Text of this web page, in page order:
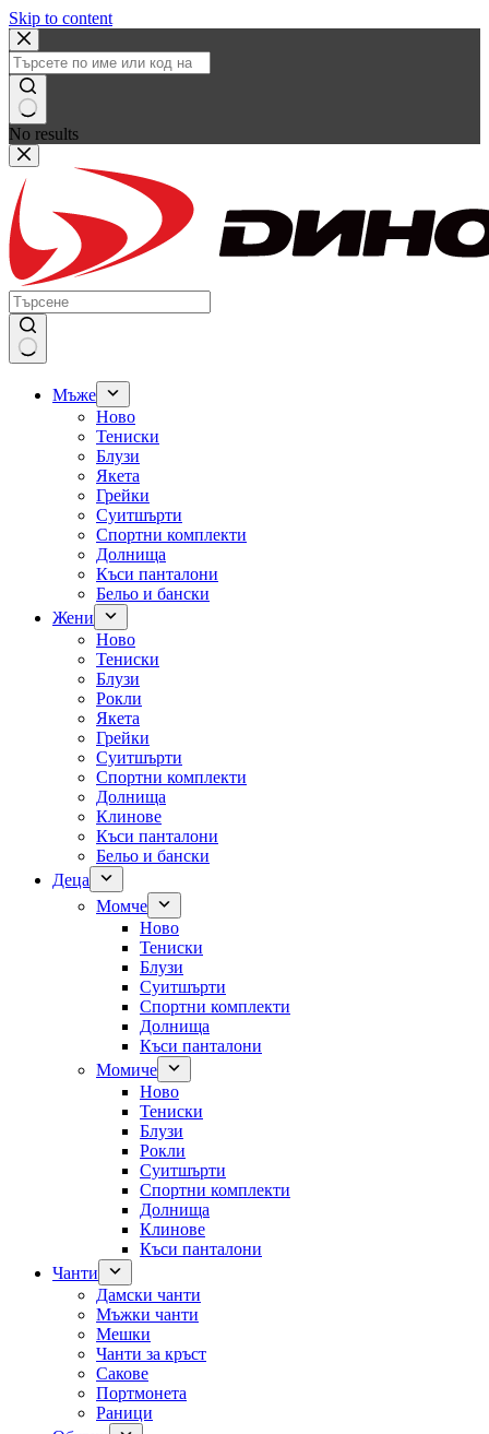
Skip to content
No results
Мъже
Ново
Тениски
Блузи
Якета
Грейки
Суитшърти
Спортни комплекти
Долнища
Къси панталони
Бельо и бански
Жени
Ново
Тениски
Блузи
Рокли
Якета
Грейки
Суитшърти
Спортни комплекти
Долнища
Клинове
Къси панталони
Бельо и бански
Деца
Момче
Ново
Тениски
Блузи
Суитшърти
Спортни комплекти
Долнища
Къси панталони
Момиче
Ново
Тениски
Блузи
Рокли
Суитшърти
Спортни комплекти
Долнища
Клинове
Къси панталони
Чанти
Дамски чанти
Мъжки чанти
Мешки
Чанти за кръст
Сакове
Портмонета
Раници